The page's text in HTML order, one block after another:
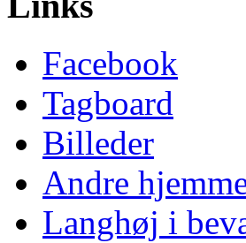
Facebook
Tagboard
Billeder
Andre
Langhøj i